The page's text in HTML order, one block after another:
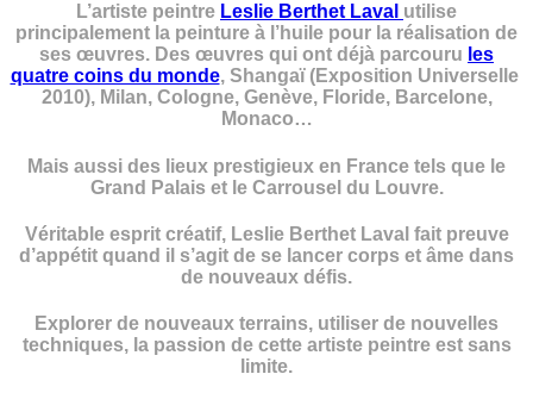
L’artiste peintre Leslie Berthet Laval utilise
principalement la peinture à l’huile pour la réalisation de
ses œuvres. Des œuvres qui ont déjà parcouru les
quatre coins du monde, Shangaï (Exposition Universelle
2010), Milan, Cologne, Genève, Floride, Barcelone,
Monaco…
Mais aussi des lieux prestigieux en France tels que le
Grand Palais et le Carrousel du Louvre.
Véritable esprit créatif, Leslie Berthet Laval fait preuve
d’appétit quand il s’agit de se lancer corps et âme dans
de nouveaux défis.
Explorer de nouveaux terrains, utiliser de nouvelles
techniques, la passion de cette artiste peintre est sans
limite.